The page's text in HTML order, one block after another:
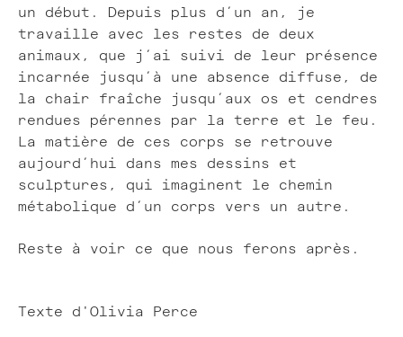
un début. Depuis plus d’un an, je
travaille avec les restes de deux
animaux, que j’ai suivi de leur présence
incarnée jusqu’à une absence diffuse, de
la chair fraîche jusqu’aux os et cendres
rendues pérennes par la terre et le feu.
La matière de ces corps se retrouve
aujourd’hui dans mes dessins et
sculptures, qui imaginent le chemin
métabolique d’un corps vers un autre.
Reste à voir ce que nous ferons après.
Texte d'Olivia Perce